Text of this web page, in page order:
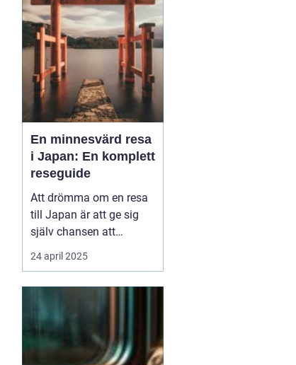
En minnesvärd resa
i Japan: En komplett
reseguide
Att drömma om en resa
till Japan är att ge sig
själv chansen att
uppleva en värld där
tradition och modernitet
futuristiska neonskenen
i Tokyo till de fridfulla
tempelområde...
24 april 2025